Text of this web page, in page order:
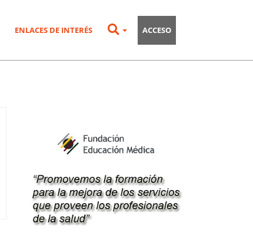
ENLACES DE INTERÉS ACCESO